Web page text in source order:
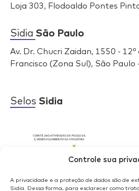
Controle sua
A privacidade e a proteção de dados são de
Sidia. Dessa forma, para esclarecer como
Loja 303, Flodoaldo Pontes
Sidia São Paulo
Av. Dr. Chucri Zaidan, 1550 -
Francisco (Zona Sul), São Paulo
Selos Sidia